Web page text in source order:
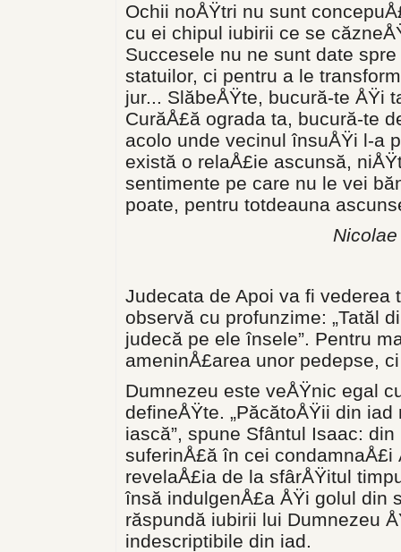
Ochii noÅŸtri nu sunt
cu ei chi­pul iubirii ce se
Succesele nu ne sunt date
statuilor, ci pentru a le
jur... SlăbeÅŸte, bucură-te ÅŸi
CurăÅ£ă ograda ta, bucură-te
acolo unde vecinul însuÅŸi l-a
există o relaÅ£ie ascun­să,
sentimen­te pe care nu le vei
poate, pentru totdeauna
Judecata de Apoi va fi vederea
observă cu pro­funzime: „Tatăl
judecă pe ele însele”. Pentru
ameninÅ£area unor pedepse,
Dumnezeu este veÅŸnic egal
defineÅŸte. „PăcătoÅŸii din
iască”, spune Sfântul Isaac:
suferinÅ£ă în cei con­damnaÅ£i
revelaÅ£ia de la sfârÅŸitul
însă indulgenÅ£a ÅŸi golul din
răspundă iubirii lui Dumnezeu
indescriptibile din iad.